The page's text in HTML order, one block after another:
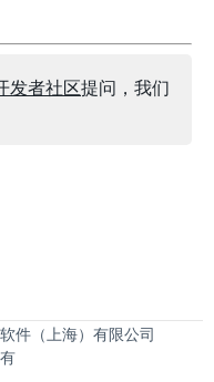
发者社区提问，我们
件（上海）有限公司